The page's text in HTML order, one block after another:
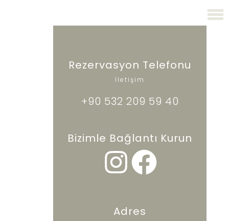
Rezervasyon Telefonu
İletişim
+90 532 209 59 40
Bizimle Bağlantı Kurun
Adres